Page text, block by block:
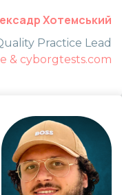
Хотемський
Practice Lead
& cyborgtests.com